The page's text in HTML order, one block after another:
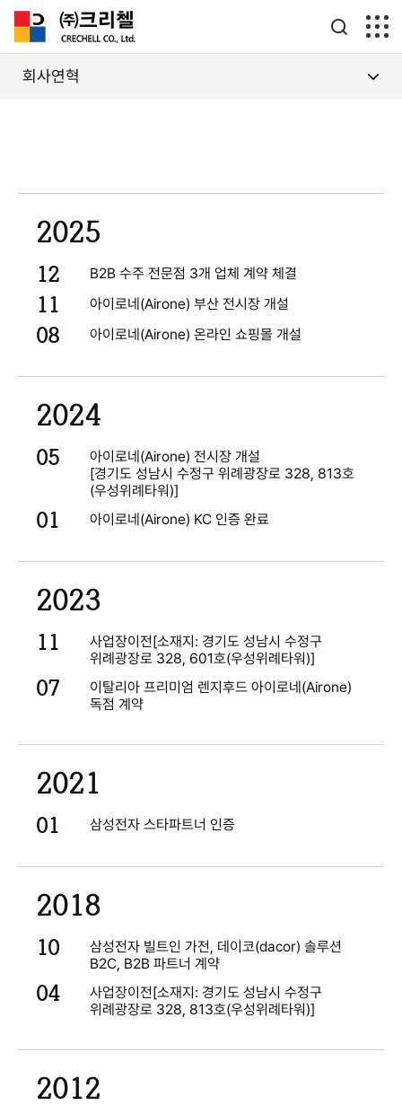
회사연혁
2025
12 B2B 수주 전문점 3개 업체 계약 체결
11 아이로네(Airone) 부산 전시장 개설
08 아이로네(Airone) 온라인 쇼핑몰 개설
2024
05
아이로네(Airone) 전시장 개설
[경기도 성남시 수정구 위례광장로 328, 813호
(우성위례타워)]
01 아이로네(Airone) KC 인증 완료
2023
11
사업장이전[소재지: 경기도 성남시 수정구
위례광장로 328, 601호(우성위례타워)]
07
이탈리아 프리미엄 렌지후드 아이로네(Airone)
독점 계약
2021
01 삼성전자 스타파트너 인증
2018
10
삼성전자 빌트인 가전, 데이코(dacor) 솔루션
B2C, B2B 파트너 계약
04
사업장이전[소재지: 경기도 성남시 수정구
위례광장로 328, 813호(우성위례타워)]
2012